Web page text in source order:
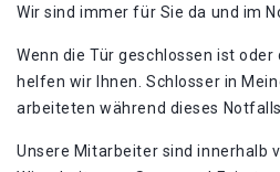
Wir sind immer für Sie da und im
Wenn die Tür geschlossen ist
helfen wir Ihnen. Schlosser in
arbeiteten während dieses
Unsere Mitarbeiter sind innerhalb